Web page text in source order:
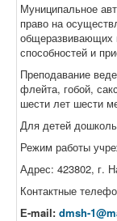
Муниципальное
право на
общеразвивающих
способностей и
Преподавание
флейта, гобой,
шести лет шести
Для детей
Режим работы
Адрес: 423802, г.
Контактные
Е-mail: dmsh-